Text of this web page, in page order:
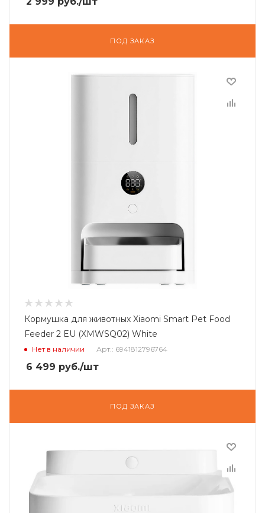
ПОД ЗАКАЗ
Кормушка для животных Xiaomi Smart Pet Food
Feeder 2 EU (XMWSQ02) White
Нет в наличии Арт.: 6941812796764
6 499 руб./шт
ПОД ЗАКАЗ